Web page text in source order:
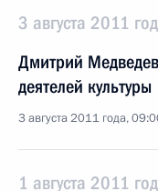
3 августа 2011
Дмитрий
деятелей культуры
3 августа 2011 года,
1 августа 2011